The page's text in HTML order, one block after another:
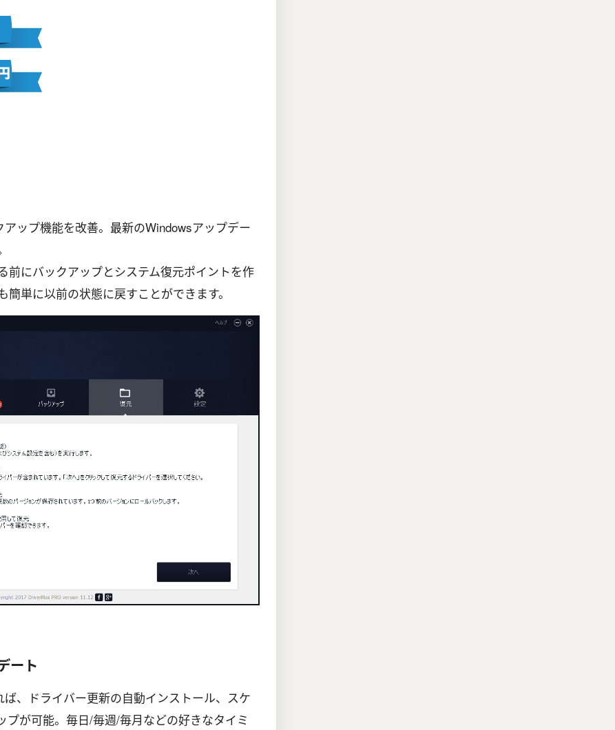
ップ機能を改善。最新のWindowsアップデー
前にバックアップとシステム復元ポイントを作
単に以前の状態に戻すことができます。
ート
、ドライバー更新の自動インストール、スケ
プが可能。毎日/毎週/毎月などの好きなタイミ